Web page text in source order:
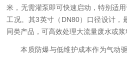
米，无需灌泵即可快速启动，特别适
工况。其3英寸（DN80）口径设计，
同类产品，可高效处理大流量废水或浆
本质防爆与低维护成本作为气动